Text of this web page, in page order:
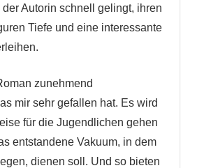
Autorin schnell gelingt, ihren
Tiefe und eine interessante
zunehmend
mir sehr gefallen hat. Es wird
für die Jugendlichen gehen
entstandene Vakuum, in dem
dienen soll. Und so bieten